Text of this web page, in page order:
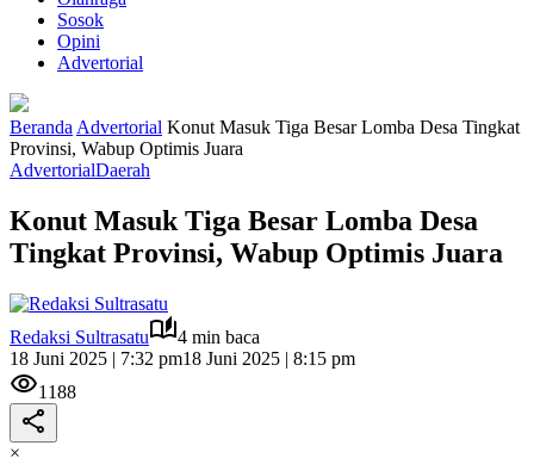
Sosok
Opini
Advertorial
Beranda Advertorial Konut Masuk Tiga Besar Lomba Desa Tingkat
Provinsi, Wabup Optimis Juara
AdvertorialDaerah
Konut Masuk Tiga Besar Lomba Desa
Tingkat Provinsi, Wabup Optimis Juara
Redaksi Sultrasatu
4 min baca
18 Juni 2025 | 7:32 pm18 Juni 2025 | 8:15 pm
1188
×